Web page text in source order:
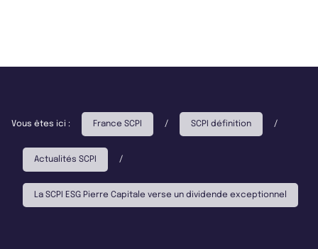
Vous êtes ici : France SCPI / SCPI définition /
Actualités SCPI /
La SCPI ESG Pierre Capitale verse un dividende exceptionnel